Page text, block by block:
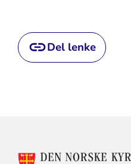
Del lenke